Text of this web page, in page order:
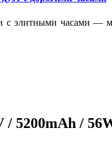
элитными часами —
5200mAh /